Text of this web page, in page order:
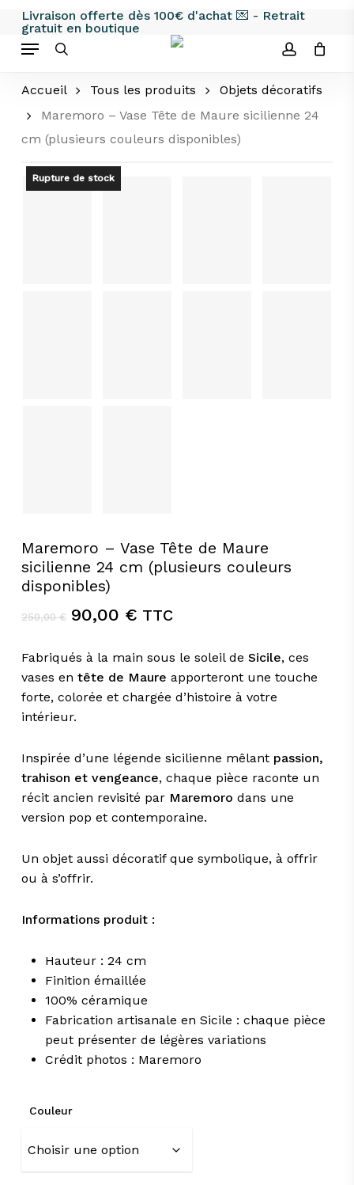
Skip
main
Livraison offerte dès 100€ d'achat 💌 - Retrait
gratuit en boutique
search account
Menu
Accueil Tous les produits
Objets décoratifs
Maremoro – Vase Tête de Maure sicilienne 24
cm (plusieurs couleurs disponibles)
Rupture de stock
Maremoro – Vase Tête de Maure
sicilienne 24 cm (plusieurs couleurs
disponibles)
250,00€ Le
initial
était :
250,00 €.
90,00 €Le
actuel
est :
90,00 €.
TTC
Fabriqués à la main sous le soleil de Sicile, ces
vases en tête de Maure apporteront une touche
forte, colorée et chargée d’histoire à votre
intérieur.
Inspirée d’une légende sicilienne mêlant passion,
trahison et vengeance, chaque pièce raconte un
récit ancien revisité par Maremoro dans une
version pop et contemporaine.
Un objet aussi décoratif que symbolique, à offrir
ou à s’offrir.
Informations produit :
Hauteur : 24 cm
Finition émaillée
100% céramique
Fabrication artisanale en Sicile : chaque pièce
peut présenter de légères variations
Crédit photos : Maremoro
Couleur